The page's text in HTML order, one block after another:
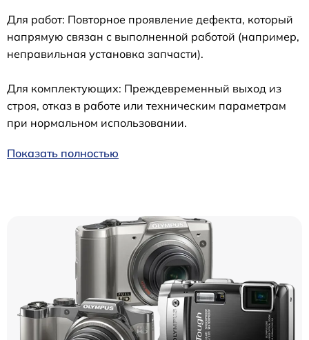
Для работ: Повторное проявление дефекта, который
напрямую связан с выполненной работой (например,
неправильная установка запчасти).
Для комплектующих: Преждевременный выход из
строя, отказ в работе или техническим параметрам
при нормальном использовании.
Показать полностью